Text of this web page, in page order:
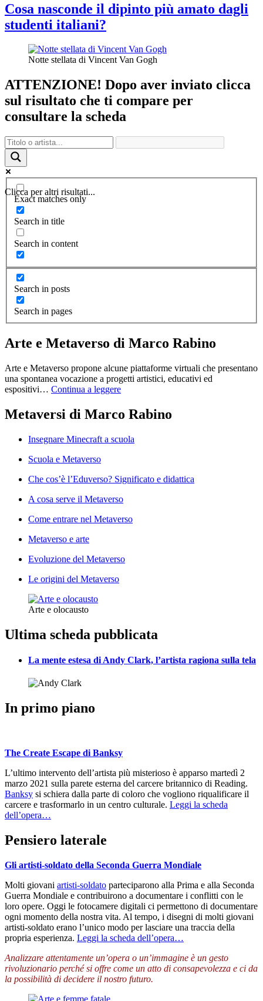
De
Chirico”
Cosa nasconde il dipinto più amato dagli
studenti italiani?
Notte stellata di Vincent Van Gogh
ATTENZIONE! Dopo aver inviato clicca
sul risultato che ti compare per
consultare la scheda
Clicca per altri risultati...
Exact matches only
Search in title
Search in content
Search in posts
Search in pages
Arte e Metaverso di Marco Rabino
Arte e Metaverso propone alcune piattaforme virtuali che presentano
una spontanea vocazione a progetti artistici, educativi ed
espositivi… Continua a leggere
Metaversi di Marco Rabino
Insegnare Minecraft a scuola
Scuola e Metaverso
Che cos’è l’Eduverso? Significato e didattica
A cosa serve il Metaverso
Come entrare nel Metaverso
Metaverso e arte
Evoluzione del Metaverso
Le origini del Metaverso
Arte e olocausto
Ultima scheda pubblicata
La mente estesa di Andy Clark, l’artista ragiona sulla tela
In primo piano
The Create Escape di Banksy
L’ultimo intervento dell’artista più misterioso è apparso martedì 2
marzo 2021 sulla parete esterna del carcere britannico di Reading.
Banksy si schiera dalla parte di coloro che vogliono riqualificare il
carcere e trasformarlo in un centro culturale. Leggi la scheda
dell’opera…
Pensiero laterale
Gli artisti-soldato della Seconda Guerra Mondiale
Molti giovani artisti-soldato parteciparono alla Prima e alla Seconda
Guerra Mondiale e contribuirono a documentare i conflitti con le
loro opere. Oggi le fotocamere digitali ci permettono di documentare
ogni momento della nostra vita. Al tempo, i disegni di molti giovani
artisti-soldato erano l’unico modo per lasciare una traccia della
propria esperienza. Leggi la scheda dell’opera…
Analizzare attentamente un’opera o un’immagine è un gesto
rivoluzionario perché si offre come un atto di consapevolezza e ci da
la possibilità di decidere il nostro futuro.